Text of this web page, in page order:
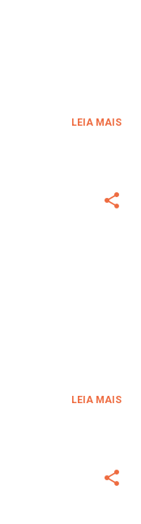
LEIA MAIS
LEIA MAIS